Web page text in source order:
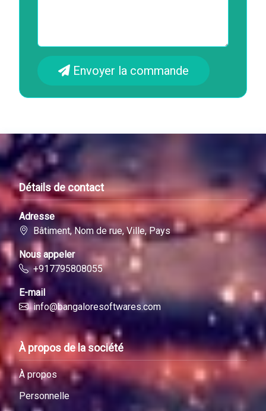
Envoyer la commande
Détails de contact
Adresse
Bâtiment, Nom de rue, Ville, Pays
Nous appeler
+917795808055
E-mail
info@bangaloresoftwares.com
À propos de la société
À propos
Personnelle